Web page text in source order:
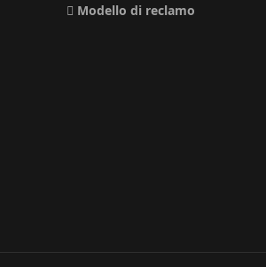
Modello di reclamo